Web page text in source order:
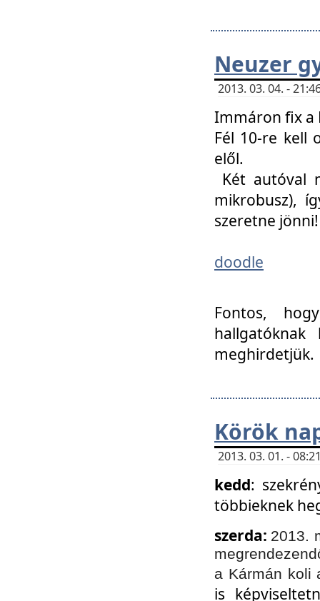
Neuzer
2013. 03. 04. -
Immáron fix a
Fél 10-re kell
elől.
Két autóval
mikrobusz),
szeretne jönni!
doodle
Fontos,
meghirdetjük.
Körök
2013. 03. 01. -
kedd:
többieknek
szerda: 2013.
a Kármán koli
is